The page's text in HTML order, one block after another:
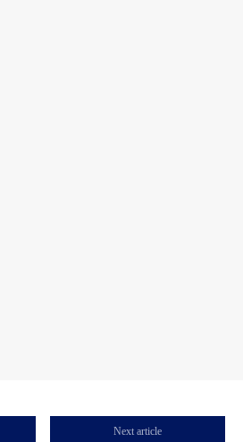
Next article